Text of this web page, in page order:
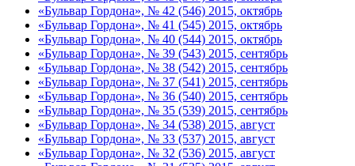
«Бульвар Гордона», № 42 (546) 2015, октябрь
«Бульвар Гордона», № 41 (545) 2015, октябрь
«Бульвар Гордона», № 40 (544) 2015, октябрь
«Бульвар Гордона», № 39 (543) 2015, сентябрь
«Бульвар Гордона», № 38 (542) 2015, сентябрь
«Бульвар Гордона», № 37 (541) 2015, сентябрь
«Бульвар Гордона», № 36 (540) 2015, сентябрь
«Бульвар Гордона», № 35 (539) 2015, сентябрь
«Бульвар Гордона», № 34 (538) 2015, август
«Бульвар Гордона», № 33 (537) 2015, август
«Бульвар Гордона», № 32 (536) 2015, август